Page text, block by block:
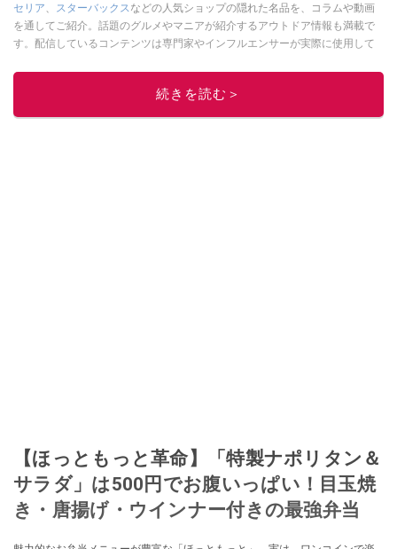
セリア
スターバックス などの人気ショップの隠れた名品を、コラムや動画
を通してご紹介。話題のグルメやマニアが紹介するアウトドア情報も満載で
す。配信しているコンテンツは専門家やインフルエンサーが実際に使用して
ニュースでフォロー
続きを読む＞
【ほっともっと革命】「特製ナポリタン＆
サラダ」は500円でお腹いっぱい！目玉焼
き・唐揚げ・ウインナー付きの最強弁当